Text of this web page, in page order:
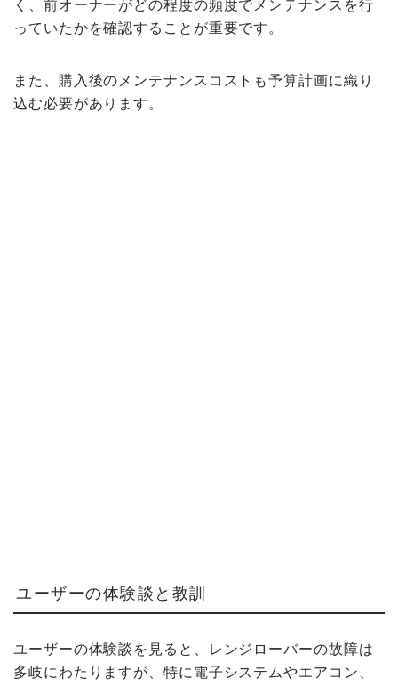
く、前オーナーがどの程度の頻度でメンテナンスを行
っていたかを確認することが重要です。
また、購入後のメンテナンスコストも予算計画に織り
込む必要があります。
ユーザーの体験談と教訓
ユーザーの体験談を見ると、レンジローバーの故障は
多岐にわたりますが、特に電子システムやエアコン、